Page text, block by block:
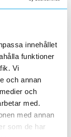
innehållet
funktioner
Vi
och annan
och
med.
med annan
som de har
inom
företagets